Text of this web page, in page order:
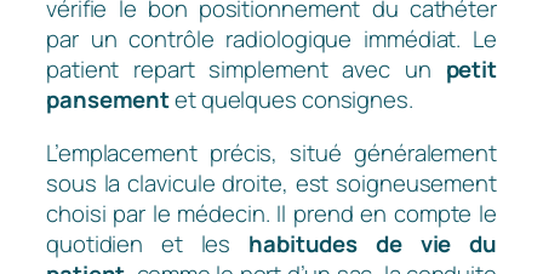
vérifie le bon positionnement du cathéter
par un contrôle radiologique immédiat. Le
patient repart simplement avec un petit
pansementet quelques consignes.
L’emplacement précis, situé généralement
sous la clavicule droite, est soigneusement
choisi par le médecin. Il prend en compte le
quotidien et les habitudes de vie du